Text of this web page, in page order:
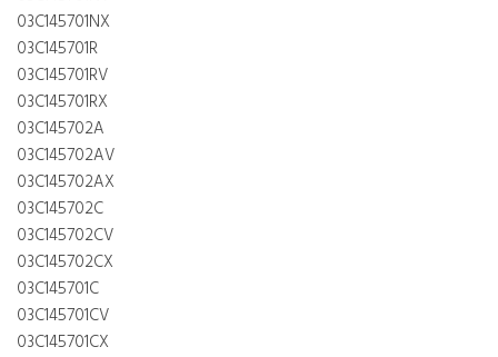
03C145701NX
03C145701R
03C145701RV
03C145701RX
03C145702A
03C145702AV
03C145702AX
03C145702C
03C145702CV
03C145702CX
03C145701C
03C145701CV
03C145701CX